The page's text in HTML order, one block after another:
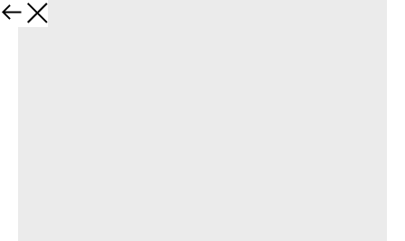
Больше